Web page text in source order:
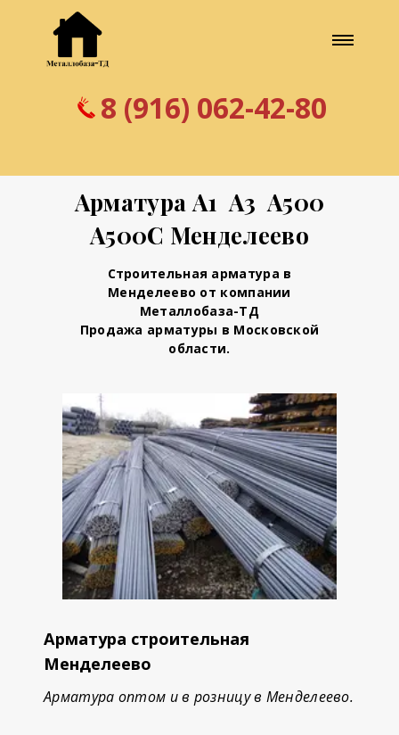
8 (916) 062-42-80
Арматура А1 А3 А500
А500С Менделеево
Строительная арматура в
Менделеево от компании
Металлобаза-ТД
Продажа арматуры в Московской
области.
Арматура строительная
Менделеево
Арматура оптом и в розницу в Менделеево.